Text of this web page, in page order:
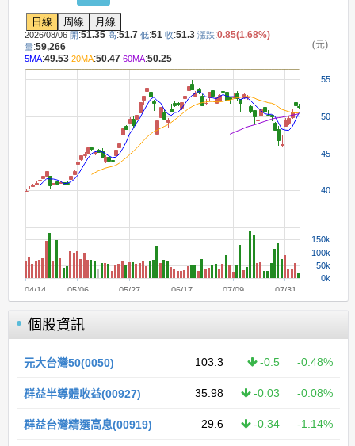
個股資訊
元大台灣50(0050) 103.3 -0.5 -0.48%
群益半導體收益(00927) 35.98 -0.03 -0.08%
群益台灣精選高息(00919) 29.6 -0.34 -1.14%